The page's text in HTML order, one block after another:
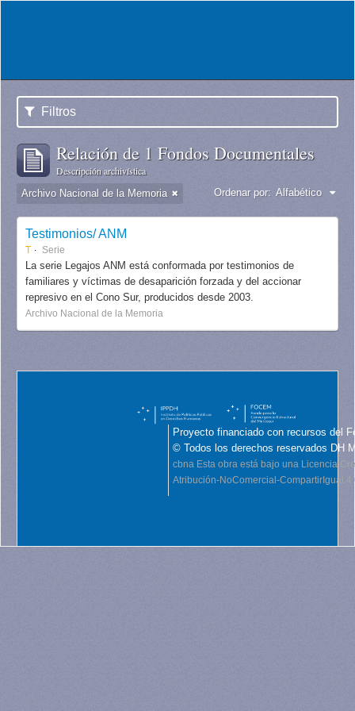
Filtros
Relación de 1 Fondos Documentales
Descripción archivística
Archivo Nacional de la Memoria Ordenar por: Alfabético
Testimonios/ ANM
T Serie
La serie Legajos ANM está conformada por testimonios de
familiares y víctimas de desaparición forzada y del accionar
represivo en el Cono Sur, producidos desde 2003.
Archivo Nacional de la Memoria
Proyecto financiado con recursos del
© Todos los derechos reservados DH
cbna Esta obra está bajo una Licencia
Atribución-NoComercial-CompartirIgual